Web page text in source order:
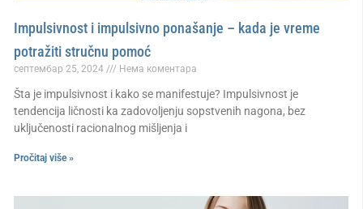
Impulsivnost i impulsivno ponašanje – kada je vreme
potražiti stručnu pomoć
септембар 25, 2024 Нема коментара
Šta je impulsivnost i kako se manifestuje? Impulsivnost je
tendencija ličnosti ka zadovoljenju sopstvenih nagona, bez
uključenosti racionalnog mišljenja i
Pročitaj više »